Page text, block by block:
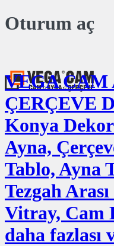
Oturum aç
VEGA CAM
ÇERÇEVE
Konya
Ayna,
Tablo, Ayna
Tezgah
Vitray, Cam
daha fazlası